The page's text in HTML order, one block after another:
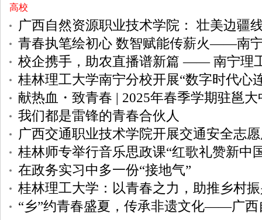
高校
广西自然资源职业技术学院： 壮美边疆线上以“行走
青春执笔绘初心 数智赋能传薪火——南宁理工学院志愿者开展
校企携手，助农直播谱新篇 —— 南宁理工学院师
桂林理工大学南宁分校开展“数字时代心连心，民族团结
献热血・致青春 | 2025年春季学期驻邕大中专
我们都是雷锋的青春合伙人
广西交通职业技术学院开展交通安全志
桂林师专举行音乐思政课“红歌礼赞新中
在政务实习中多一份“接地气”
桂林理工大学：以青春之力，助推乡村
“乡”约青春盛夏，传承非遗文化——广西自然资源职业技术学